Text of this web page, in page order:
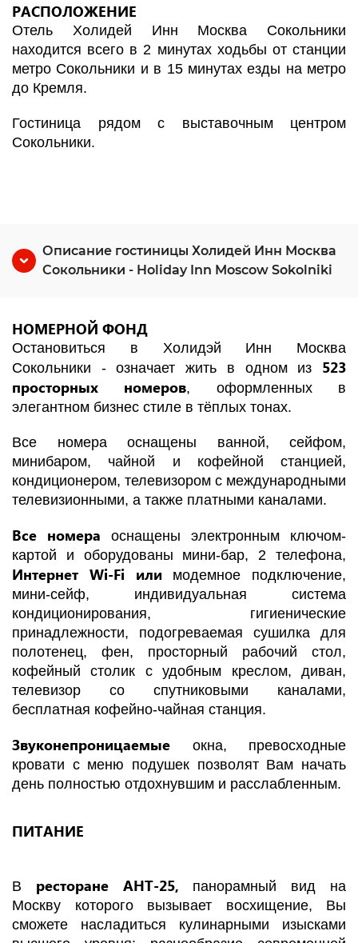
РАСПОЛОЖЕНИЕ
Отель Холидей Инн Москва Сокольники
находится всего в 2 минутах ходьбы от станции
метро Сокольники и в 15 минутах езды на метро
до Кремля.
Гостиница рядом с выставочным центром
Сокольники.
Описание гостиницы Холидей Инн Москва
Сокольники - Holiday Inn Moscow Sokolniki
НОМЕРНОЙ ФОНД
Остановиться в Холидэй Инн Москва
Сокольники - означает жить в одном из 523
просторных номеров, оформленных в
элегантном бизнес стиле в тёплых тонах.
Все номера оснащены ванной, сейфом,
минибаром, чайной и кофейной станцией,
кондиционером, телевизором с международными
телевизионными, а также платными каналами.
Все номера оснащены электронным ключом-
картой и оборудованы мини-бар, 2 телефона,
Интернет Wi-Fi илимодемное подключение,
мини-сейф, индивидуальная система
кондиционирования, гигиенические
принадлежности, подогреваемая сушилка для
полотенец, фен, просторный рабочий стол,
кофейный столик с удобным креслом, диван,
телевизор со спутниковыми каналами,
бесплатная кофейно-чайная станция.
Звуконепроницаемые окна, превосходные
кровати с меню подушек позволят Вам начать
день полностью отдохнувшим и расслабленным.
ПИТАНИЕ
В ресторане АНТ-25, панорамный вид на
Москву которого вызывает восхищение, Вы
сможете насладиться кулинарными изысками